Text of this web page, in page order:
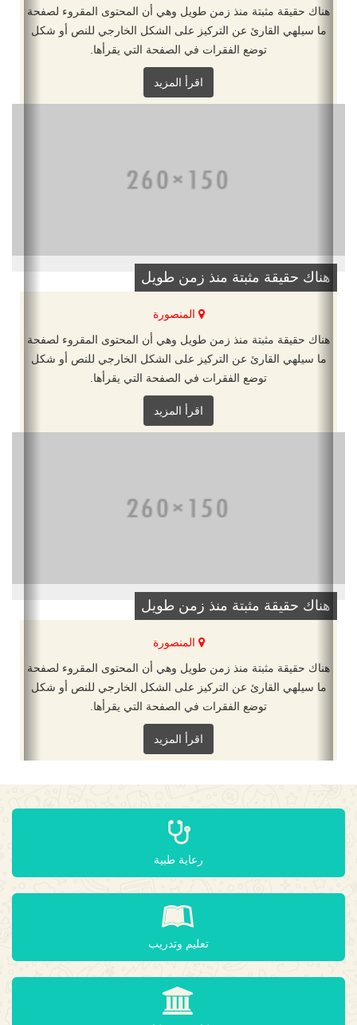
هناك حقيقة مثبتة منذ زمن طويل وهي أن المحتوى المقروء لصفحة
ما سيلهي القارئ عن التركيز على الشكل الخارجي للنص أو شكل
توضع الفقرات في الصفحة التي يقرأها.
اقرأ المزيد
هناك حقيقة مثبتة منذ زمن طويل
المنصورة
هناك حقيقة مثبتة منذ زمن طويل وهي أن المحتوى المقروء لصفحة
ما سيلهي القارئ عن التركيز على الشكل الخارجي للنص أو شكل
توضع الفقرات في الصفحة التي يقرأها.
اقرأ المزيد
هناك حقيقة مثبتة منذ زمن طويل
المنصورة
هناك حقيقة مثبتة منذ زمن طويل وهي أن المحتوى المقروء لصفحة
ما سيلهي القارئ عن التركيز على الشكل الخارجي للنص أو شكل
توضع الفقرات في الصفحة التي يقرأها.
اقرأ المزيد
رعاية طبية
تعليم وتدريب